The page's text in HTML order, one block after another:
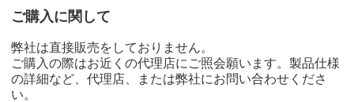
ご購入に関して
弊社は直接販売をしておりません。
ご購入の際はお近くの代理店にご照会願います。製品仕様
の詳細など、代理店、または弊社にお問い合わせくださ
い。